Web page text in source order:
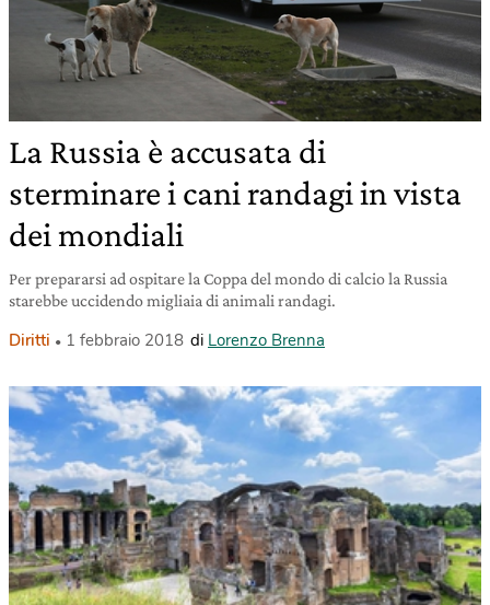
La Russia è accusata di
sterminare i cani randagi in vista
dei mondiali
Per prepararsi ad ospitare la Coppa del mondo di calcio la Russia
starebbe uccidendo migliaia di animali randagi.
Diritti 1 febbraio 2018 di Lorenzo Brenna